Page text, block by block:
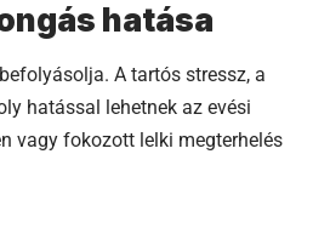
hatása
A tartós stressz, a
hatással lehetnek az evési
vagy fokozott lelki megterhelés